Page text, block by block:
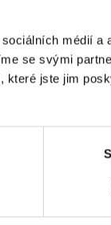
médií
se svými
jste jim
a